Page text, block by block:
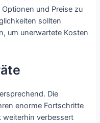
und Preise zu
sollten
um unerwartete Kosten
Die
enorme Fortschritte
weiterhin verbessert